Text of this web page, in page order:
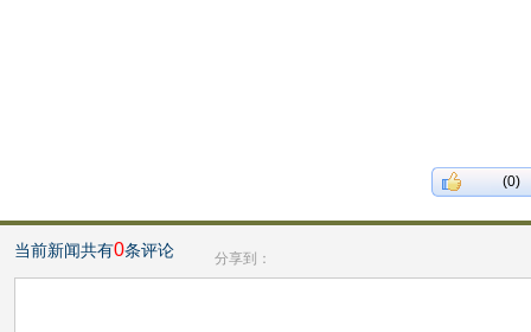
(0)
当前新闻共有0条评论 分享到：